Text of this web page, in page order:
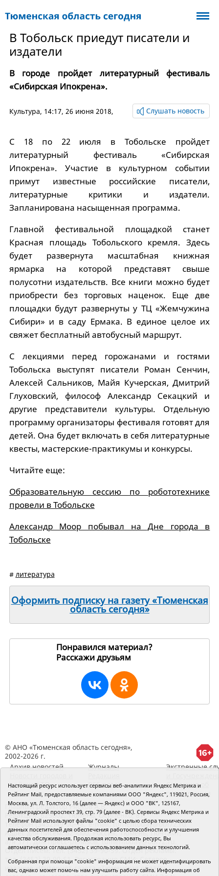
В Тобольск приедут писатели и
издатели
В городе пройдет литературный фестиваль
«Сибирская Ипокрена».
Культура, 14:17, 26 июня 2018, Слушать новость
С 18 по 22 июля в Тобольске пройдет
литературный фестиваль «Сибирская
Ипокрена». Участие в культурном событии
примут известные российские писатели,
литературные критики и издатели.
Запланирована насыщенная программа.
Главной фестивальной площадкой станет
Красная площадь Тобольского кремля. Здесь
будет развернута масштабная книжная
ярмарка на которой представят свыше
полусотни издательств. Все книги можно будет
приобрести без торговых наценок. Еще две
площадки будут развернуты у ТЦ «Жемчужина
Сибири» и в саду Ермака. В единое целое их
свяжет бесплатный автобусный маршрут.
С лекциями перед горожанами и гостями
Тобольска выступят писатели Роман Сенчин,
Алексей Сальников, Майя Кучерская, Дмитрий
Глуховский, философ Александр Секацкий и
другие представители культуры. Отдельную
программу организаторы фестиваля готовят для
детей. Она будет включать в себя литературные
квесты, мастерские-практикумы и конкурсы.
Читайте еще:
Образовательную сессию по робототехнике
провели в Тобольске
Александр Моор побывал на Дне города в
Тобольске
# литература
Оформить подписку на газету «Тюменская
область сегодня»
Понравился материал?
Расскажи друзьям
© АНО «Тюменская область сегодня»,
2002-2026 г.
Архив новостей
районов ТО
Журналы
RSS поток
Экстренные
Сведения об
организации
Главный редактор Рябков А.В.
Редакция: 625002, Тюмень, Осипенко, 81,
телефон (3452)49-00-18, e-mail: tumentoday@obl72.ru
Адрес для писем: 625000, Россия, Тюмень, Почтамт,
а/я 371. Для пресс-релизов: tumentoday@obl72.ru.
Отдел писем: тел. (3452) 39-90-59. Отдел рекламы:
тел. (3452) 39-90-51. Регистрация СМИ: Сетевое
издание «Интернет-газета «Тюменская область
Настоящий ресурс использует сервисы веб-аналитики Яндекс Метрика и
Рейтинг Mail, предоставляемые компаниями ООО "Яндекс", 119021, Россия,
Москва, ул. Л. Толстого, 16 (далее — Яндекс) и ООО "ВК", 125167,
Ленинградский проспект 39, стр. 79 (далее - ВК). Сервисы Яндекс Метрика и
Рейтинг Mail используют файлы "cookie" с целью сбора технических
данных посетителей для обеспечения работоспособности и улучшения
качества обслуживания. Продолжая использовать ресурс, Вы
автоматически соглашаетесь с использованием данных технологий.
Собранная при помощи "cookie" информация не может идентифицировать
вас, однако может помочь нам улучшить работу сайта. Информация об